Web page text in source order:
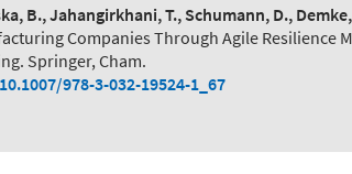
B., Jahangirkhani, T., Schumann, D.,
Companies Through Agile Resilience
Springer, Cham.
978-3-032-19524-1_67